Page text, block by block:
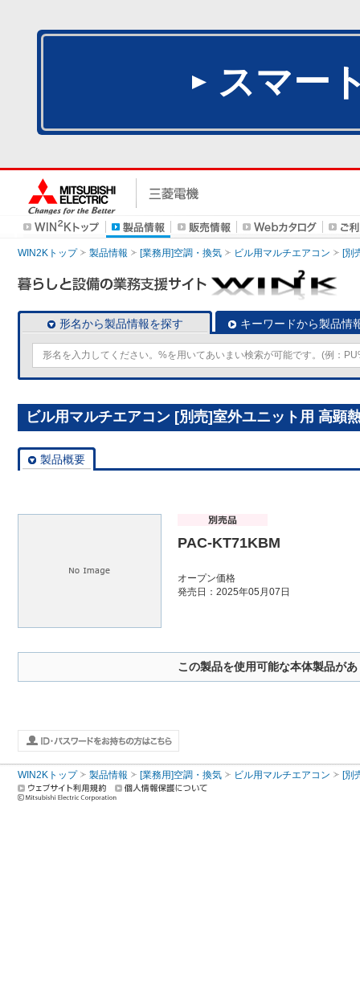
スマー
WIN2Kトップ 製品情報 [業務用]空調・換気 ビル用マルチエアコン [別
形名から製品情報を探す キーワードから製品情
ビル用マルチエアコン [別売]室外ユニット用 高顕
製品概要
PAC-KT71KBM
オープン価格
発売日：2025年05月07日
この製品を使用可能な本体製品が
WIN2Kトップ 製品情報 [業務用]空調・換気 ビル用マルチエアコン [別